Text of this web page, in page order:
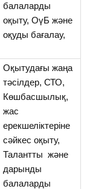
балаларды
оқыту, ОүБ және
оқуды бағалау,
Оқытудағы жаңа
тәсілдер, СТО,
Көшбасшылық,
жас
ерекшеліктеріне
сәйкес оқыту,
Талантты және
дарынды
балаларды